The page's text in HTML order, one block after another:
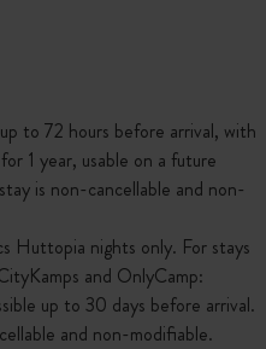
to 72 hours before arrival, with
1 year, usable on a future
is non-cancellable and non-
Huttopia nights only. For stays
and OnlyCamp:
up to 30 days before arrival.
and non-modifiable.